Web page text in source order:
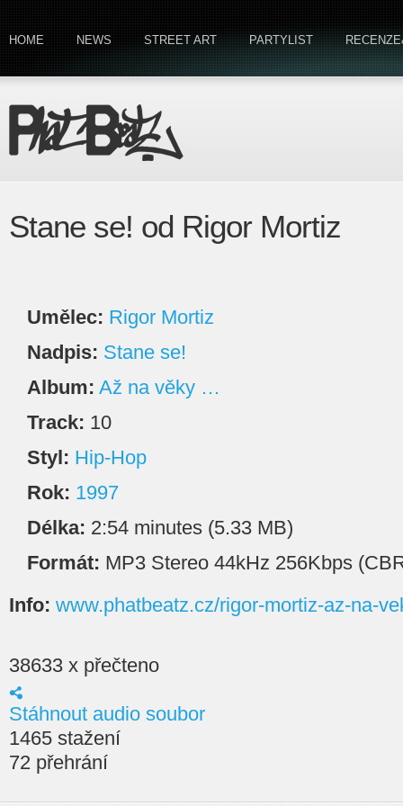
HOME NEWS STREET ART PARTYLIST
Stane se! od Rigor Mortiz
Umělec: Rigor Mortiz
Nadpis: Stane se!
Album: Až na věky …
Track: 10
Styl: Hip-Hop
Rok: 1997
Délka: 2:54 minutes (5.33 MB)
Formát: MP3 Stereo 44kHz 256Kbps
Info: www.phatbeatz.cz/rigor-mortiz-az-na-
38633 x přečteno
Stáhnout audio soubor
1465 stažení
72 přehrání